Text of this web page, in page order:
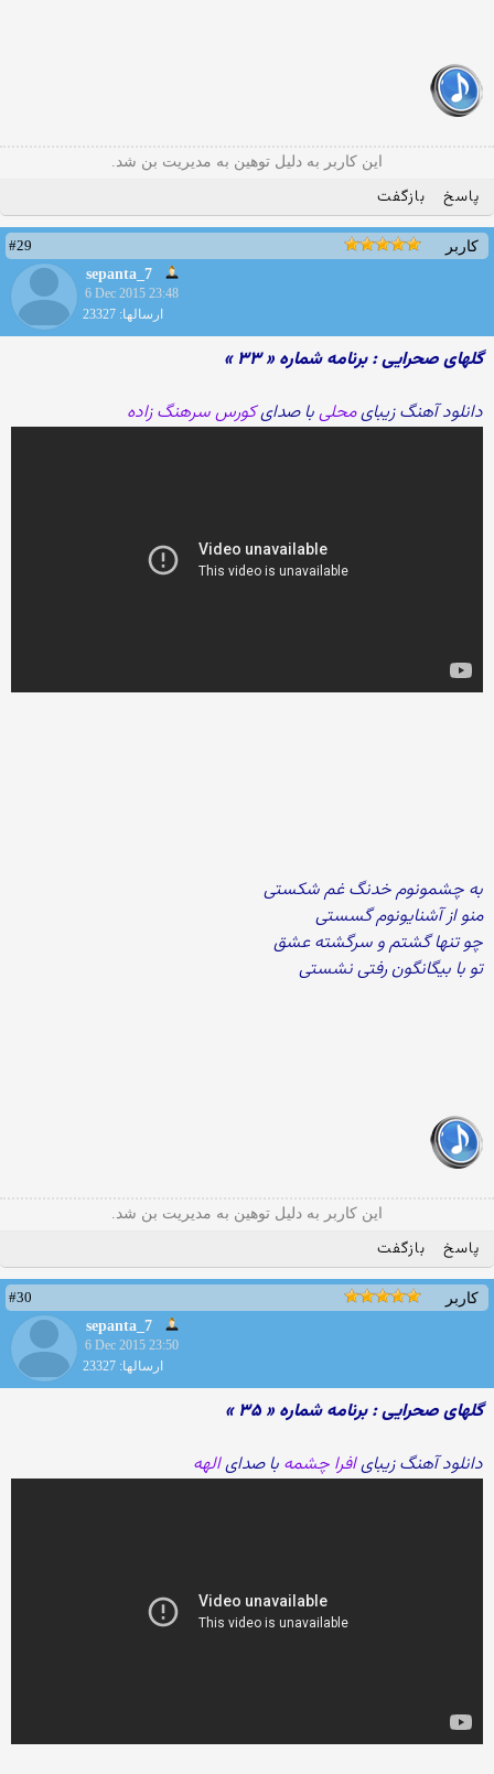
این کاربر به دلیل توهین به مدیریت بن شد.
پاسخ بازگفت
کاربر
#29
sepanta_7
6 Dec 2015 23:48
ارسالها: 23327
گلهای صحرایی : برنامه شماره « ۳۳ »
دانلود آهنگ زیبایمحلیبا صدایکورس سرهنگ زاده
به چشمونوم خدنگ غم شکستی
منو از آشنایونوم گسستی
چو تنها گشتم و سرگشته عشق
تو با بیگانگون رفتی نشستی
این کاربر به دلیل توهین به مدیریت بن شد.
پاسخ بازگفت
کاربر
#30
sepanta_7
6 Dec 2015 23:50
ارسالها: 23327
گلهای صحرایی : برنامه شماره « ۳۵ »
دانلود آهنگ زیبایافرا چشمه با صدایالهه